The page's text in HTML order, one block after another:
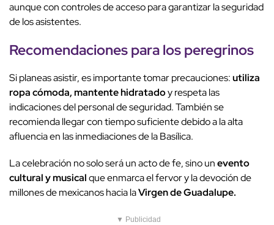
aunque con controles de acceso para garantizar la seguridad
de los asistentes.
Recomendaciones para losperegrinos
Si planeas asistir, es importante tomar precauciones:utiliza
ropa cómoda, mantente hidratadoy respeta las
indicaciones del personal de seguridad. También se
recomienda llegar con tiempo suficiente debido a la alta
afluencia en las inmediaciones de la Basílica.
La celebración no solo será un acto de fe, sino unevento
cultural y musicalque enmarca el fervor y la devoción de
millones de mexicanos hacia laVirgen de Guadalupe.
▼ Publicidad